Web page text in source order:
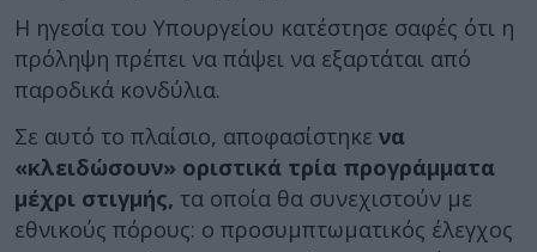
Η ηγεσία του Υπουργείου κατέστησε σαφές ότι η
πρόληψη πρέπει να πάψει να εξαρτάται από
παροδικά κονδύλια.
Σε αυτό το πλαίσιο, αποφασίστηκε να
«κλειδώσουν» οριστικά τρία προγράμματα
μέχρι στιγμής, τα οποία θα συνεχιστούν με
εθνικούς πόρους: ο προσυμπτωματικός έλεγχος